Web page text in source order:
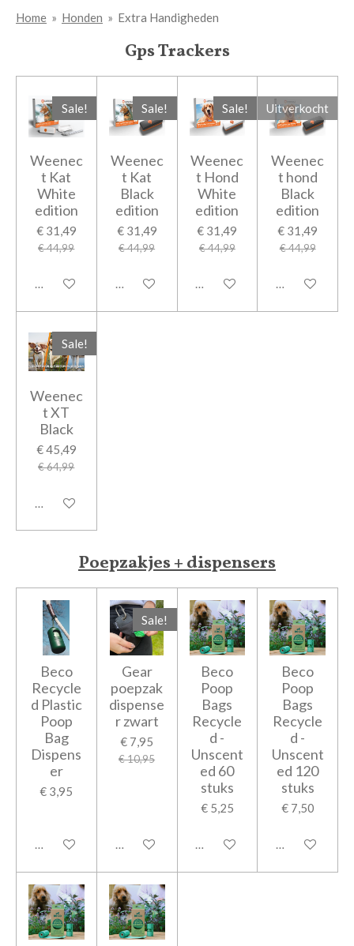
Home » Honden » Extra Handigheden
Gps Trackers
Sale!
Weenec
t Kat
White
edition
€ 31,49
€ 44,99
In winkelwagen
Sale!
Weenec
t Kat
Black
edition
€ 31,49
€ 44,99
In winkelwagen
Sale!
Weenec
t Hond
White
edition
€ 31,49
€ 44,99
In winkelwagen
Uitverkocht
Weenec
t hond
Black
edition
€ 31,49
€ 44,99
Houd mij op
Sale!
Weenec
t XT
Black
€ 45,49
€ 64,99
In winkelwagen
Poepzakjes + dispensers
Beco
Recycle
d Plastic
Poop
Bag
Dispens
er
€ 3,95
In winkelwagen
Sale!
Gear
poepzak
dispense
r zwart
€ 7,95
€ 10,95
In winkelwagen
Beco
Poop
Bags
Recycle
d -
Unscent
ed 60
stuks
€ 5,25
In winkelwagen
Beco
Poop
Bags
Recycle
d -
Unscent
ed 120
stuks
€ 7,50
In